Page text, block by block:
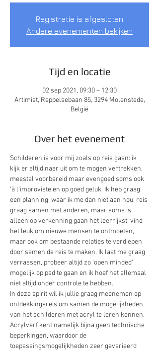
Registratie is afgesloten
Andere evenementen bekijken
Tijd en locatie
02 sep 2021, 09:30 – 12:30
Artimist, Reppelsebaan 85, 3294 Molenstede,
België
Over het evenement
Schilderen is voor mij zoals op reis gaan: ik
kijk er altijd naar uit om te mogen vertrekken,
meestal voorbereid maar evengoed soms ook
'à l'improviste'en op goed geluk. Ik heb graag
een planning, waar ik me dan niet aan hou; reis
graag samen met anderen, maar soms is
alleen op verkenning gaan het leerrijkst; vind
het leuk om nieuwe mensen te ontmoeten,
maar ook om bestaande relaties te verdiepen
door samen de reis te maken. Ik laat me graag
verrassen, probeer altijd zo 'open minded'
mogelijk op pad te gaan en ik hoef het allemaal
niet altijd onder controle te hebben.
In deze spirit wil ik jullie graag meenemen op
ontdekkingsreis om samen de mogelijkheden
van het schilderen met acryl te leren kennen.
Acrylverf kent namelijk bijna geen technische
beperkingen, waardoor de
toepassingsmogelijkheden zeer gevarieerd